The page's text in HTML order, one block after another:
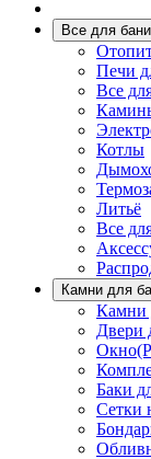
Все для бани
Печи
Все
Котлы
Литьё
Все
Камни для
Камни
Двери
Баки
Сетки